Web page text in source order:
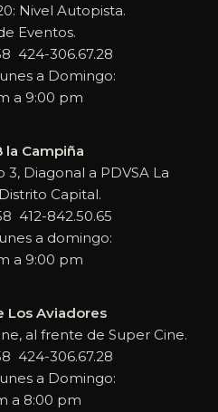
Nivel Autopista.
Eventos.
424-306.67.28
a Domingo:
a 9:00 pm
la Campiña
3, Diagonal a PDVSA La
Capital.
412-842.50.65
a domingo:
a 9:00 pm
Los Aviadores
al frente de Super Cine.
424-306.67.28
a Domingo:
a 8:00 pm